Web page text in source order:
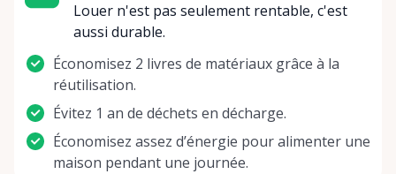
Louer n'est pas seulement rentable, c'est
aussi durable.
Économisez 2 livres de matériaux grâce à la
réutilisation.
Évitez 1 an de déchets en décharge.
Économisez assez d’énergie pour alimenter une
maison pendant une journée.